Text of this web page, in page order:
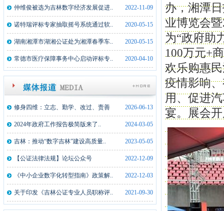
仲维俊被选为吉林数字经济发展促进.. 2022-11-09
诺特瑞评标专家抽取摇号系统通过软.. 2020-05-15
湖南湘潭市湖湘公证处为湘潭春季车.. 2020-05-15
常德市医疗保障事务中心启动评标专.. 2020-04-10
修身四维：立志、勤学、改过、责善 2026-06-13
2024年政府工作报告极简版来了.. 2024-03-05
吉林：推动“数字吉林”建设高质量.. 2023-05-05
【公证法律法规】论坛公众号 2022-12-09
《中小企业数字化转型指南》政策解.. 2022-12-03
关于印发《吉林公证专业人员职称评.. 2021-09-30
办，湘潭
业博览会
为“政府助
100万元+
欢乐购惠
疫情影响
用、促进
宴。展会